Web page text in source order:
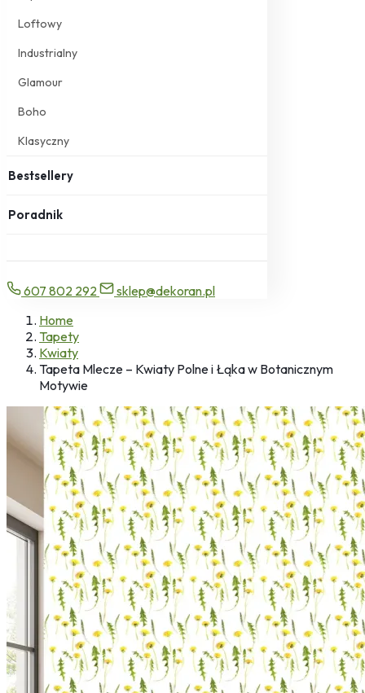
Loftowy
Industrialny
Glamour
Boho
Klasyczny
Bestsellery
Poradnik
607 802 292
sklep@dekoran.pl
Home
Tapety
Kwiaty
Tapeta Mlecze – Kwiaty Polne i Łąka w Botanicznym
Motywie